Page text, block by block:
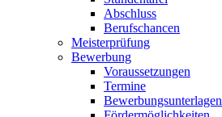
Abschluss
Berufschancen
Meisterprüfung
Bewerbung
Voraussetzungen
Termine
Bewerbungsunterlagen